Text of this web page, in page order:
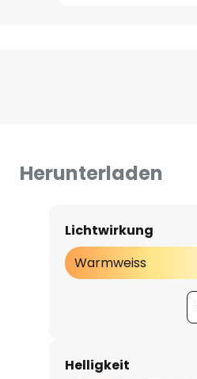
Herunterladen
Lichtwirkung
Warmweiss
Helligkeit